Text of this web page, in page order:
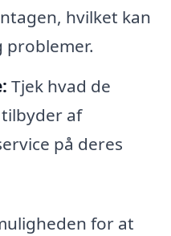
hvilket kan
problemer.
Tjek hvad de
af
på deres
for at